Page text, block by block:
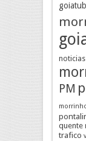
PM
quente
trafico